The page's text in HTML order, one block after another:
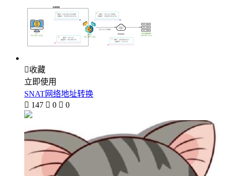
收藏
立即使用
SNAT网络地址转换
 147  0  0